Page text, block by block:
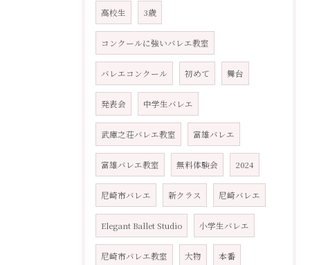
高校生 3歳
コンクールに強いバレエ教室
バレエコンクール 初めて 舞台
発表会 中学生バレエ
武庫之荘バレエ教室 富雄バレエ
富雄バレエ教室 無料体験会 2024
尼崎市バレエ 新クラス 尼崎バレエ
Elegant Ballet Studio 小学生バレエ
尼崎市バレエ教室 大物 本番